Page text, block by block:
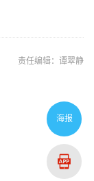
责任编辑：谭翠静
海报